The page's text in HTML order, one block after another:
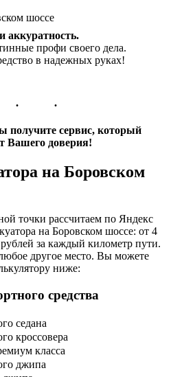
аккуратность.
профи своего дела.
в надежных руках!
получите сервис, который
Вашего доверия!
на Боровском
точки рассчитаем по Яндекс
на Боровском шоссе: от 4
за каждый километр пути.
другое место. Вы можете
ниже:
средства
седана
кроссовера
класса
джипа